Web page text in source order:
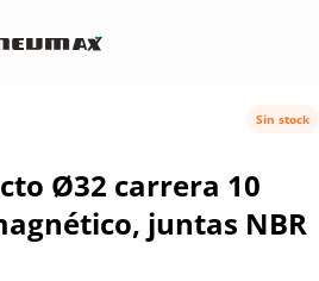
Ø32 carrera 10
juntas NBR
Sin stock